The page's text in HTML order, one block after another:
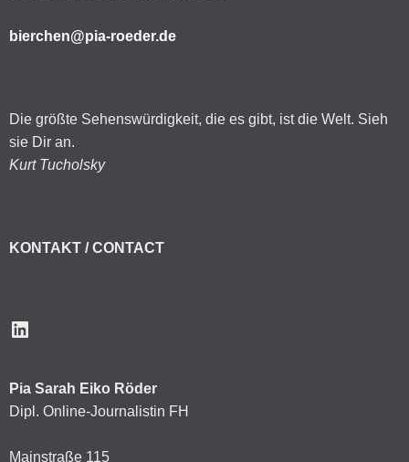
bierchen@pia-roeder.de
Die größte Sehenswürdigkeit, die es gibt, ist die Welt. Sieh
sie Dir an.
Kurt Tucholsky
KONTAKT / CONTACT
LinkedIn
Pia Sarah Eiko Röder
Dipl. Online-Journalistin FH
Mainstraße 115